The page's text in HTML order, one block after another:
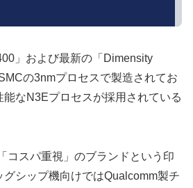
」および最新の「Dimensity
の3nmプロセスで製造されてお
能なN3Eプロセスが採用されている
コスパ重視」のブランドという印
シップ機向けではQualcomm製チ